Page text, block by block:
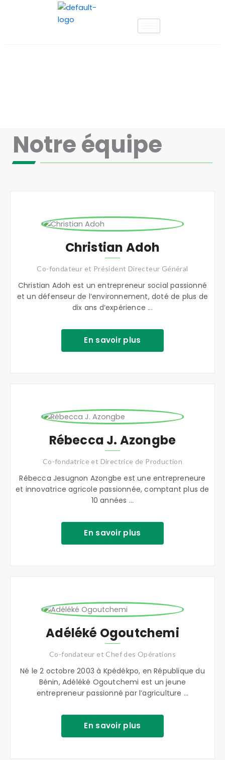
Notre équipe
Christian Adoh
Co-fondateur et Président Directeur Général
Christian Adoh est un entrepreneur social passionné
et un défenseur de l’environnement, doté de plus de
dix ans d’expérience ...
En savoir plus
Rébecca J. Azongbe
Co-fondatrice et Directrice de Production
Rébecca Jesugnon Azongbe est une entrepreneure
et innovatrice agricole passionnée, comptant plus de
10 années ...
En savoir plus
Adéléké Ogoutchemi
Co-fondateur et Chef des Opérations
Né le 2 octobre 2003 à Kpédékpo, en République du
Bénin, Adéléké Ogoutchemi est un jeune
entrepreneur passionné par l’agriculture ...
En savoir plus